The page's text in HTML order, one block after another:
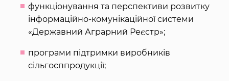
функціонування та перспективи розвитку
інформаційно-комунікаційної системи
«Державний Аграрний Реєстр»;
програми підтримки виробників
сільгосппродукції;